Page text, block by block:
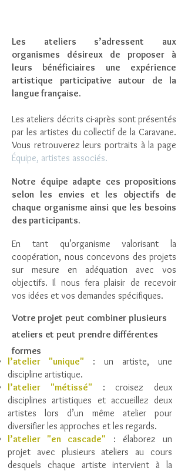
Les ateliers s’adressent aux
organismes désireux de proposer à
leurs bénéficiaires une expérience
artistique participative autour de la
langue française.
Les ateliers décrits ci-après sont présentés
par les artistes du collectif de la Caravane.
Vous retrouverez leurs portraits à la page
Équipe, artistes associés.
Notre équipe adapte ces propositions
selon les envies et les objectifs de
chaque organisme ainsi que les besoins
des participants.
En tant qu’organisme valorisant la
coopération, nous concevons des projets
sur mesure en adéquation avec vos
objectifs. Il nous fera plaisir de recevoir
vos idées et vos demandes spécifiques.
l’atelier "unique" : un artiste, une
discipline artistique.
l’atelier "métissé"
: croisez deux
disciplines artistiques et accueillez deux
artistes lors d’un même atelier pour
diversifier les approches et les regards.
l’atelier "en cascade"
: élaborez un
projet avec plusieurs ateliers au cours
desquels chaque artiste intervient à la
Votre projet peut combiner plusieurs
ateliers et peut prendre différentes
formes